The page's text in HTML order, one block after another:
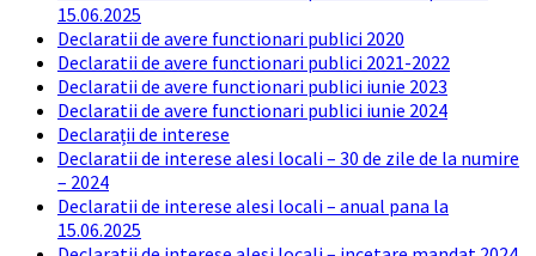
15.06.2025
Declaratii de avere functionari publici 2020
Declaratii de avere functionari publici 2021-2022
Declaratii de avere functionari publici iunie 2023
Declaratii de avere functionari publici iunie 2024
Declarații de interese
Declaratii de interese alesi locali – 30 de zile de la numire
– 2024
Declaratii de interese alesi locali – anual pana la
15.06.2025